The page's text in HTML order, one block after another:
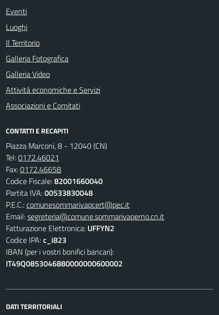
Eventi
Luoghi
Il Territorio
Galleria Fotografica
Galleria Video
Attività economiche e Servizi
Associazioni e Comitati
CONTATTI E RECAPITI
Piazza Marconi, 8 - 12040 (CN)
Tel:0172.46021
Fax:0172.46658
Codice Fiscale:82001660040
Partita IVA:00533830048
P.E.C.:comunesommarivapcert@pec.it
Email:segreteria@comune.sommarivaperno.cn.it
Fatturazione Elettronica: UFFYN2
Codice IPA:c_i823
IBAN (per i vostri bonifici bancari):
IT49Q0853046880000000600002
DATI TERRITORIALI